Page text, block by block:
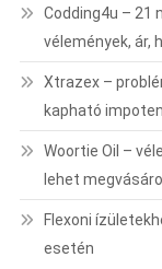
Codding4u – 21
vélemények, ár,
Xtrazex –
kapható
Woortie Oil –
lehet
Flexoni
esetén